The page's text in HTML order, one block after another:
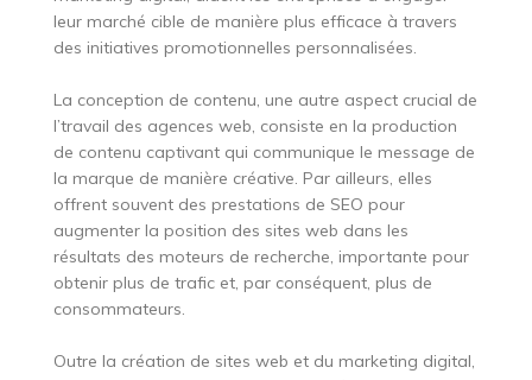
leur marché cible de manière plus efficace à travers
des initiatives promotionnelles personnalisées.
La conception de contenu, une autre aspect crucial de
l’travail des agences web, consiste en la production
de contenu captivant qui communique le message de
la marque de manière créative. Par ailleurs, elles
offrent souvent des prestations de SEO pour
augmenter la position des sites web dans les
résultats des moteurs de recherche, importante pour
obtenir plus de trafic et, par conséquent, plus de
consommateurs.
Outre la création de sites web et du marketing digital,